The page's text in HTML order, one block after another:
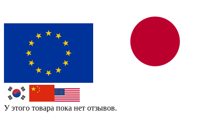
У этого товара пока нет отзывов.